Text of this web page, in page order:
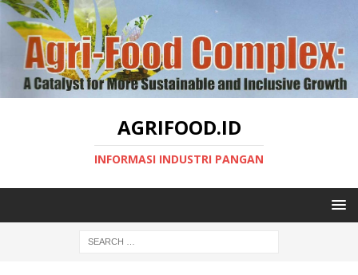
AGRIFOOD.ID
INFORMASI INDUSTRI PANGAN